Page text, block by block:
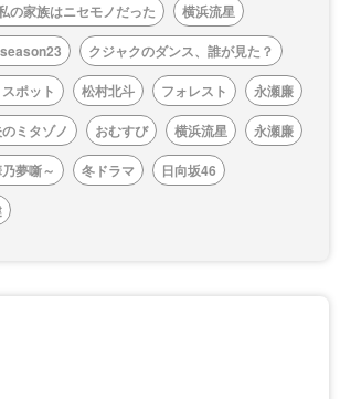
家族はニセモノだった
横浜流星
クジャクのダンス、誰が見た？
ポット 松村北斗 フォレスト
永瀬廉
ミタゾノ おむすび 横浜流星
永瀬廉
夢噺～
冬ドラマ
日向坂46